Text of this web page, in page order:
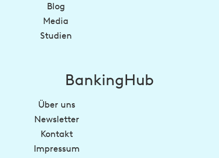
Blog
Media
Studien
BankingHub
Über uns
Newsletter
Kontakt
Impressum